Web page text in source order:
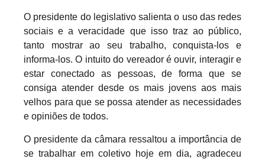
O presidente do legislativo salienta o uso das redes
sociais e a veracidade que isso traz ao público,
tanto mostrar ao seu trabalho, conquista-los e
informa-los. O intuito do vereador é ouvir, interagir e
estar conectado as pessoas, de forma que se
consiga atender desde os mais jovens aos mais
velhos para que se possa atender as necessidades
e opiniões de todos.
O presidente da câmara ressaltou a importância de
se trabalhar em coletivo hoje em dia, agradeceu